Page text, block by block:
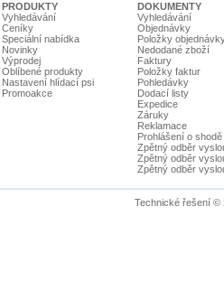
PRODUKTY
Vyhledávání
Ceníky
Speciální nabídka
Novinky
Výprodej
Oblíbené produkty
Nastavení hlídací psi
Promoakce
DOKUMENTY
Vyhledávání
Objednávky
Položky
Nedodané zboží
Faktury
Položky faktur
Pohledávky
Dodací listy
Expedice
Záruky
Reklamace
Prohlášení o shodě
Zpětný odběr
Zpětný odběr
Zpětný odběr
Technické řešení ©